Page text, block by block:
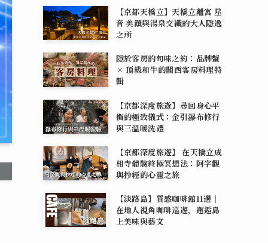
【京都天橋立】天橋立離宮 星
音 美饌與湯泉交織的大人隱逸
之所
隱於客房的旬味之約：品牌蟹
× 頂級和牛的關西客房料理特
輯
【京都深度旅遊】尋回身心平
衡的極致儀式：金引瀑布修行
與三溫暖洗禮
【京都深度旅遊】 在天橋立成
相寺體驗終極冥想法：阿字觀
與抄經的心靈之旅
【淡路島】質感咖啡館11選｜
在地人視角咖啡巡遊，邂逅島
上美味與藝文